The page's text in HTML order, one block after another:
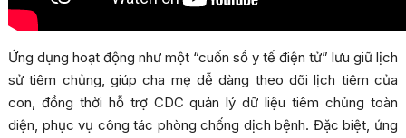
Ứng dụng hoạt động như một “cuốn sổ y tế điện tử” lưu giữ lịch
sử tiêm chủng, giúp cha mẹ dễ dàng theo dõi lịch tiêm của
con, đồng thời hỗ trợ CDC quản lý dữ liệu tiêm chủng toàn
diện, phục vụ công tác phòng chống dịch bệnh. Đặc biệt, ứng